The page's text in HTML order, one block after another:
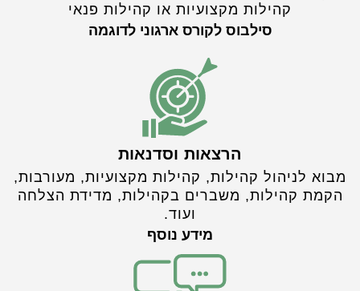
קהילות מקצועיות או קהילות פנאי
סילבוס לקורס ארגוני לדוגמה
הרצאות וסדנאות
מבוא לניהול קהילות, קהילות מקצועיות, מעורבות,
הקמת קהילות, משברים בקהילות, מדידת הצלחה
ועוד.
מידע נוסף